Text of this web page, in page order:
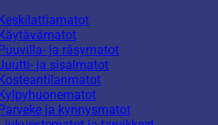
ja räsymatot
ja sisalmatot
ja kynnysmatot